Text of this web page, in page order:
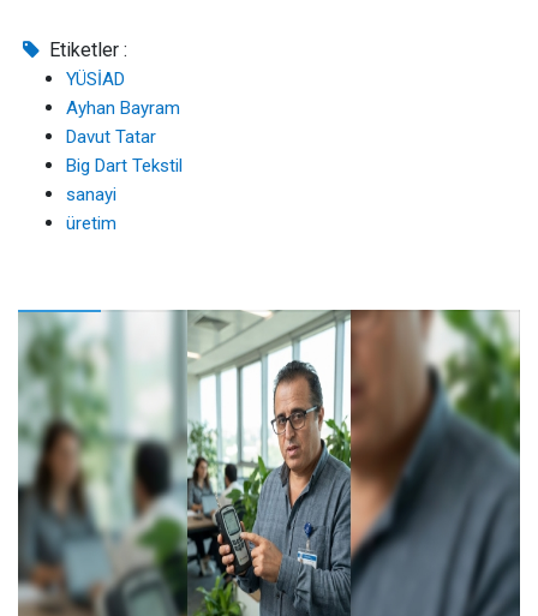
Etiketler :
YÜSİAD
Ayhan Bayram
Davut Tatar
Big Dart Tekstil
sanayi
üretim